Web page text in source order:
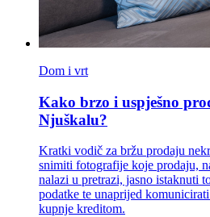
Dom i vrt
Kako brzo i uspješno
Njuškalu?
Kratki vodič za bržu prodaju
snimiti fotografije koje prodaju,
nalazi u pretrazi, jasno istaknuti
podatke te unaprijed
kupnje kreditom.